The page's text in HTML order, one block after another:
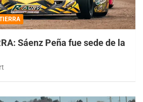
Sáenz Peña fue sede de la